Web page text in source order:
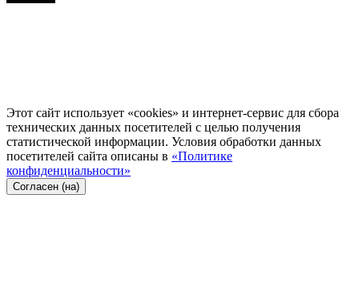
Этот сайт использует «cookies» и интернет-сервис для сбора
технических данных посетителей с целью получения
статистической информации. Условия обработки данных
посетителей сайта описаны в «Политике
конфиденциальности»
Согласен (на)